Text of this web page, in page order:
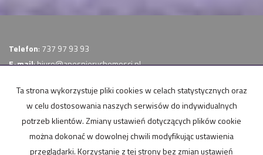
Telefon: 737 97 93 93
E-mail:biuro@apesnieruchomosci.pl
kredythipotecznynadom.pl
Mieszkania na wynajem
Domyna wynajem
Działkina wynajem
Lokalena wynajem
Ta strona wykorzystuje pliki cookies w celach statystycznych oraz
w celu dostosowania naszych serwisów do indywidualnych
potrzeb klientów. Zmiany ustawień dotyczących plików cookie
można dokonać w dowolnej chwili modyfikując ustawienia
przeglądarki. Korzystanie z tej strony bez zmian ustawień